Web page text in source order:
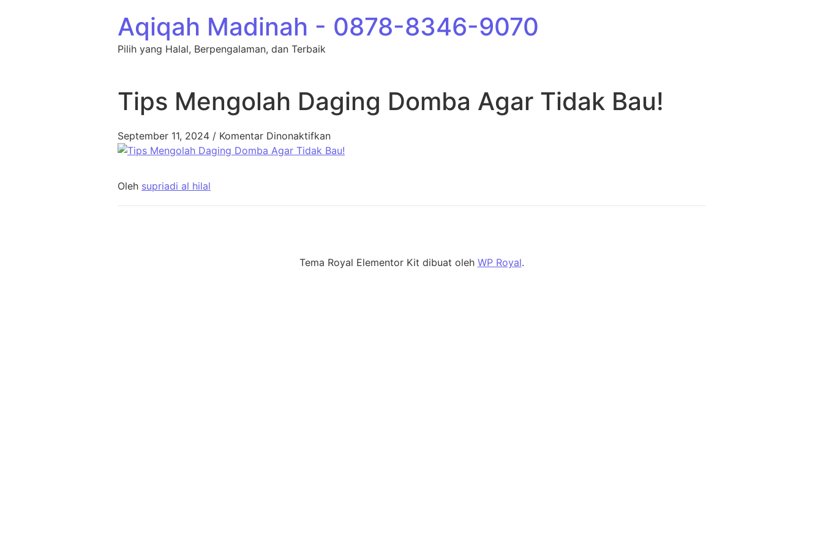
Aqiqah Madinah - 0878-8346-9070
Pilih yang Halal, Berpengalaman, dan Terbaik
Tips Mengolah Daging Domba Agar Tidak Bau!
September 11, 2024 / Komentar Dinonaktifkanpada Tips Mengolah Daging Domba Agar Tidak Bau!
Oleh supriadi al hilal
Tema Royal Elementor Kit dibuat oleh WP Royal.